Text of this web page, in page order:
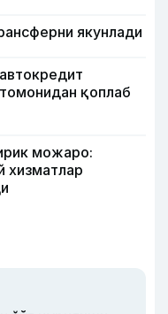
якунлади
қоплаб
можаро:
хизматлар